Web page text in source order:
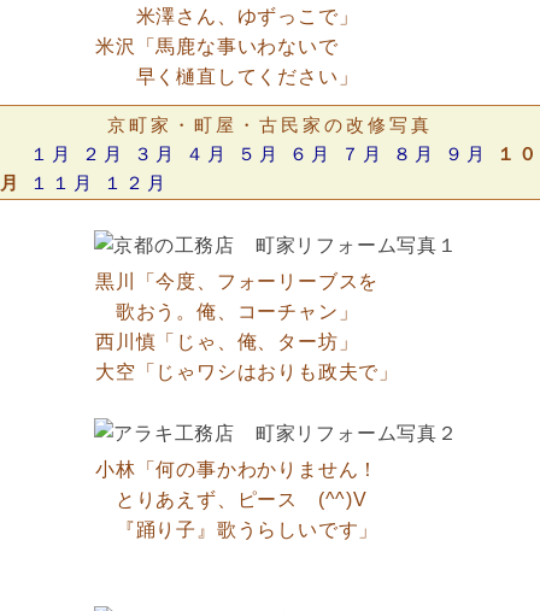
米澤さん、ゆずっこで」
米沢「馬鹿な事いわないで
早く樋直してください」
京町家・町屋・古民家の改修写真
１月
２月 ３月 ４月 ５月 ６月 ７月 ８月 ９月
１０
月
１１月 １２月
黒川「今度、フォーリーブスを
歌おう。俺、コーチャン」
西川慎「じゃ、俺、ター坊」
大空「じゃワシはおりも政夫で」
小林「何の事かわかりません！
とりあえず、ピース (^^)V
『踊り子』歌うらしいです」